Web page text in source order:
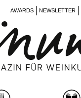
AWARDS NEWSLETTER